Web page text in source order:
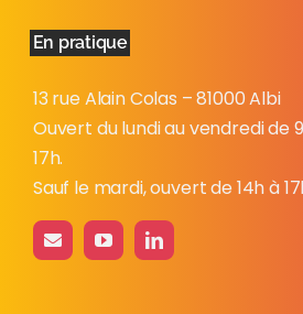
En pratique
13 rue Alain Colas – 81000 Albi
Ouvert du lundi au vendredi de
17h.
Sauf le mardi, ouvert de 14h à